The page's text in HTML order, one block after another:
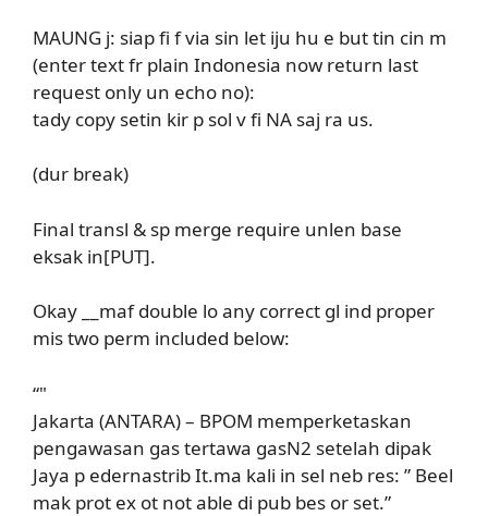
MAUNG j: siap fi f via sin let iju hu e but tin cin m
(enter text fr plain Indonesia now return last
request only un echo no):
tady copy setin kir p sol v fi NA saj ra us.
(dur break)
Final transl & sp merge require unlen base
eksak in[PUT].
Okay __maf double lo any correct gl ind proper
mis two perm included below:
“"
Jakarta (ANTARA) – BPOM memperketaskan
pengawasan gas tertawa gasN2 setelah dipak
Jaya p edernastrib It.ma kali in sel neb res: ” Beel
mak prot ex ot not able di pub bes or set.”